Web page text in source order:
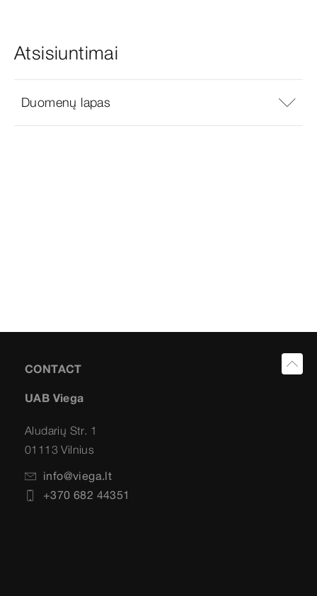
Atsisiuntimai
Duomenų lapas
CONTACT
UAB Viega
Aludarių Str. 1
01113 Vilnius
info@viega.lt
+370 682 44351